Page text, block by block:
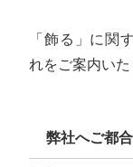
「飾る」に関
れをご案内いた
弊社へご都